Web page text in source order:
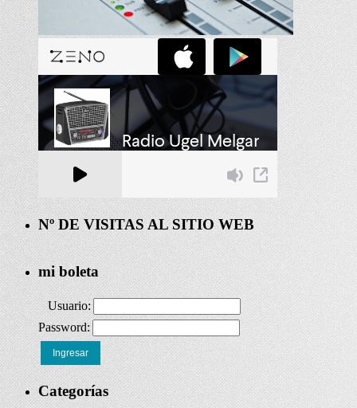
Nº DE VISITAS AL SITIO WEB
mi boleta
Usuario:
Password:
Ingresar
Categorías